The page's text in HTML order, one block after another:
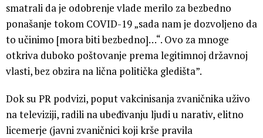
smatrali da je odobrenje vlade merilo za bezbedno
ponašanje tokom COVID-19 „sada nam je dozvoljeno da
to učinimo [mora biti bezbedno]…“. Ovo za mnoge
otkriva duboko poštovanje prema legitimnoj državnoj
vlasti, bez obzira na lična politička gledišta”.
Dok su PR podvizi, poput vakcinisanja zvaničnika uživo
na televiziji, radili na ubeđivanju ljudi u narativ, elitno
licemerje (javni zvaničnici koji krše pravila